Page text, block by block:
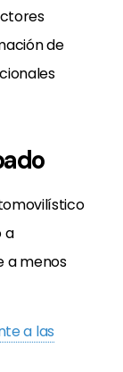
de
a
a menos
a las